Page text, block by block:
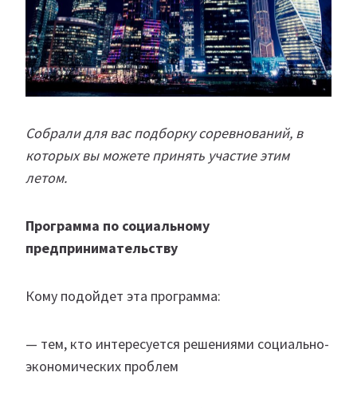
Собрали для вас подборку соревнований, в
которых вы можете принять участие этим
летом.
Программа по социальному
предпринимательству
Кому подойдет эта программа:
— тем, кто интересуется решениями социально-
экономических проблем